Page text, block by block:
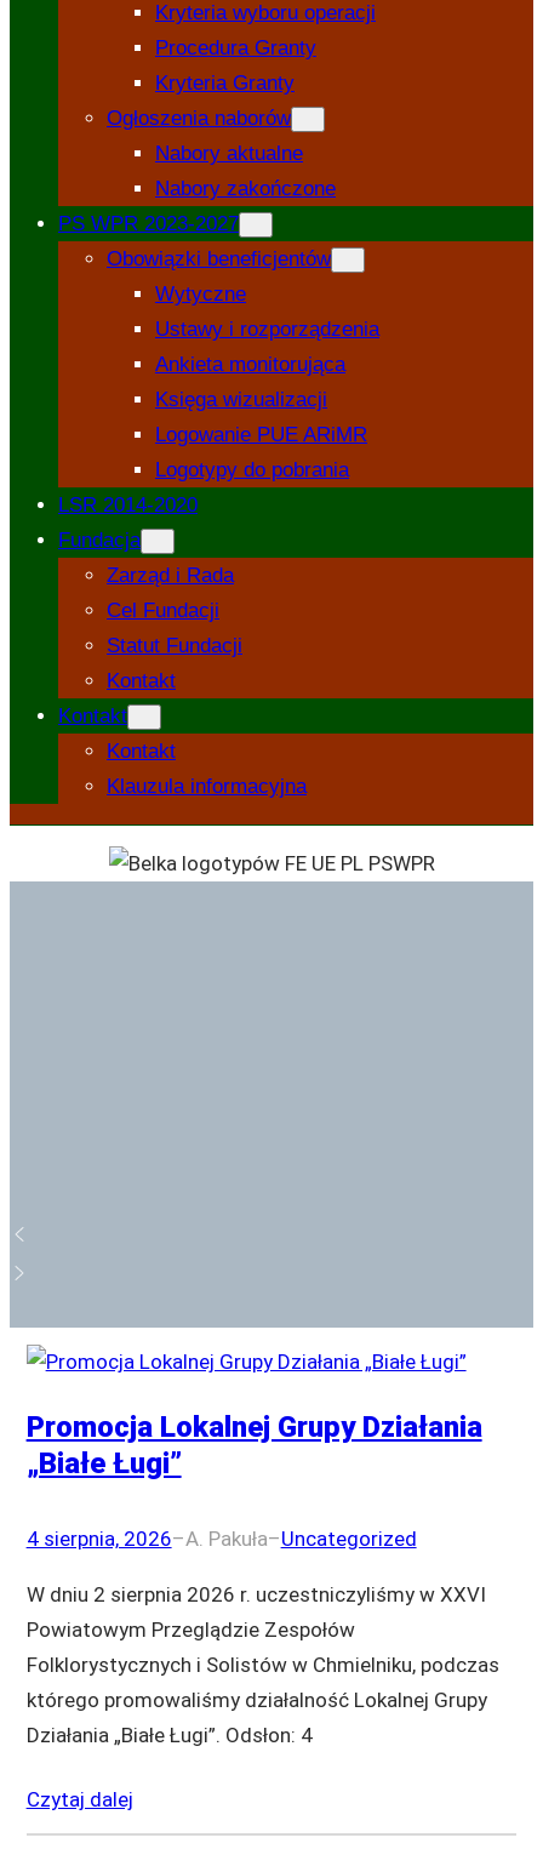
Kryteria wyboru operacji
Procedura Granty
Kryteria Granty
Ogłoszenia naborów
Nabory aktualne
Nabory zakończone
PS WPR 2023-2027
Obowiązki beneficjentów
Wytyczne
Ustawy i rozporządzenia
Ankieta monitorująca
Księga wizualizacji
Logowanie PUE ARiMR
Logotypy do pobrania
LSR 2014-2020
Fundacja
Zarząd i Rada
Cel Fundacji
Statut Fundacji
Kontakt
Kontakt
Kontakt
Klauzula informacyjna
Promocja Lokalnej Grupy Działania
„Białe Ługi”
4 sierpnia, 2026–A. Pakuła–Uncategorized
W dniu 2 sierpnia 2026 r. uczestniczyliśmy w XXVI
Powiatowym Przeglądzie Zespołów
Folklorystycznych i Solistów w Chmielniku, podczas
którego promowaliśmy działalność Lokalnej Grupy
Działania „Białe Ługi”. Odsłon: 4
Czytaj dalej